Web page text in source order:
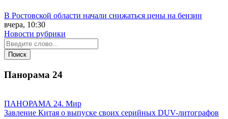
В Ростовской области начали снижаться цены на бензин
вчера, 10:30
Новости рубрики
Панорама 24
ПАНОРАМА 24. Мир
Завление Китая о выпуске своих серийных DUV-литографов